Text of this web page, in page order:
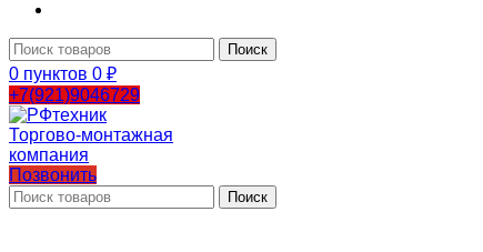
Поиск
0 пунктов 0 ₽
+7(921)9046729
Позвонить
Поиск